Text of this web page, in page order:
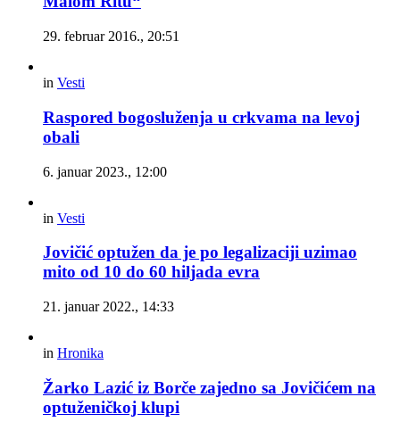
29. februar 2016., 20:51
in Vesti
Raspored bogosluženja u crkvama na levoj
obali
6. januar 2023., 12:00
in Vesti
Jovičić optužen da je po legalizaciji uzimao
mito od 10 do 60 hiljada evra
21. januar 2022., 14:33
in Hronika
Žarko Lazić iz Borče zajedno sa Jovičićem na
optuženičkoj klupi